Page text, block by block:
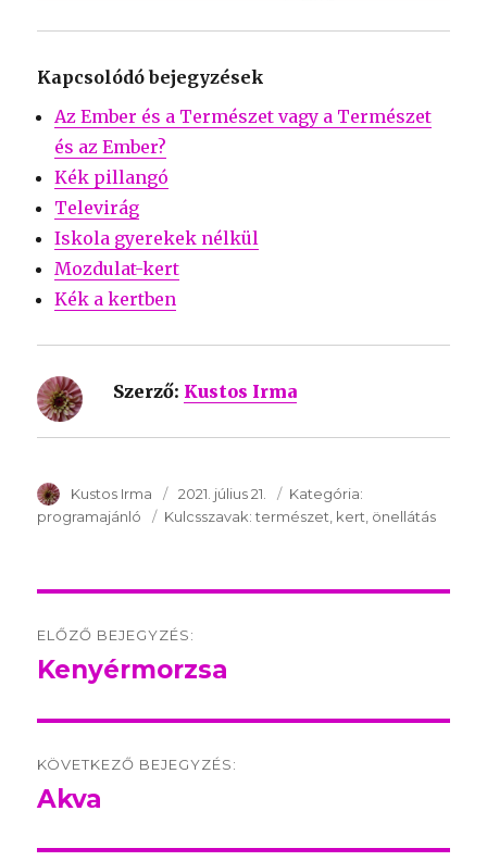
Kapcsolódó bejegyzések
Az Ember és a Természet vagy a Természet
és az Ember?
Kék pillangó
Televirág
Iskola gyerekek nélkül
Mozdulat-kert
Kék a kertben
Szerző: Kustos Irma
SzerzÅ
Kustos Irma Közzétéve:
2021. július 21. Kategória:
programajánló
Kulcsszavak:Kulcsszavak:
természet kert önellátás
navigation
ELŐZŐ BEJEGYZÉS:
Előző
Kenyérmorzsa
KÖVETKEZŐ BEJEGYZÉS:
Következő
Akva